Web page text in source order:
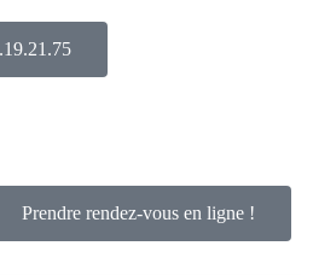
Prendre rendez-vous en ligne !